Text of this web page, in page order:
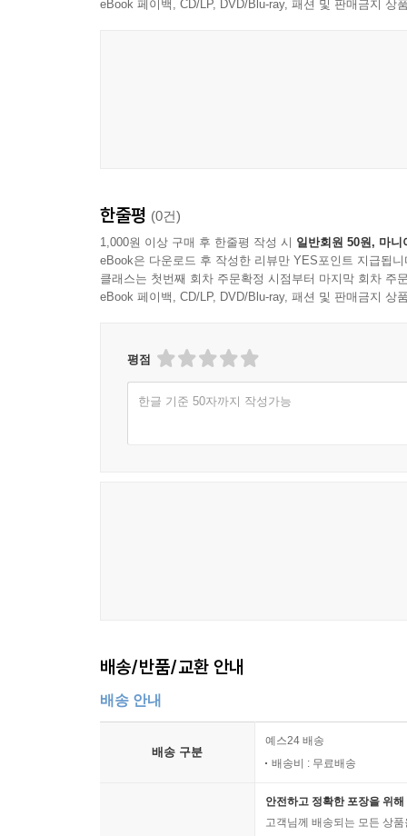
eBook 페이백, CD/LP, DVD/Blu-ray, 패션 및 판매금지 상
한줄평 (0건)
1,000원 이상 구매 후 한줄평 작성 시 일반회원 50원, 마니
eBook은 다운로드 후 작성한 리뷰만 YES포인트 지급됩니
클래스는 첫번째 회차 주문확정 시점부터 마지막 회차 주
eBook 페이백, CD/LP, DVD/Blu-ray, 패션 및 판매금지 상
평점
한글 기준 50자까지 작성가능
배송/반품/교환 안내
배송 안내
배송 구분
예스24 배송
배송비 : 무료배송
안전하고 정확한 포장을 위
고객님께 배송되는 모든 상